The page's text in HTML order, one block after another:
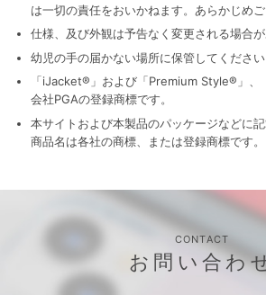
は一切の責任をおいかねます。あらかじめご
仕様、及び外観は予告なく変更される場合が
幼児の手の届かない場所に保管してください
「iJacket®」および「Premium Style®」
会社PGAの登録商標です。
本サイトおよび本製品のパッケージなどに
商品名は各社の商標、または登録商標です。
CONTACT
お問い合わ